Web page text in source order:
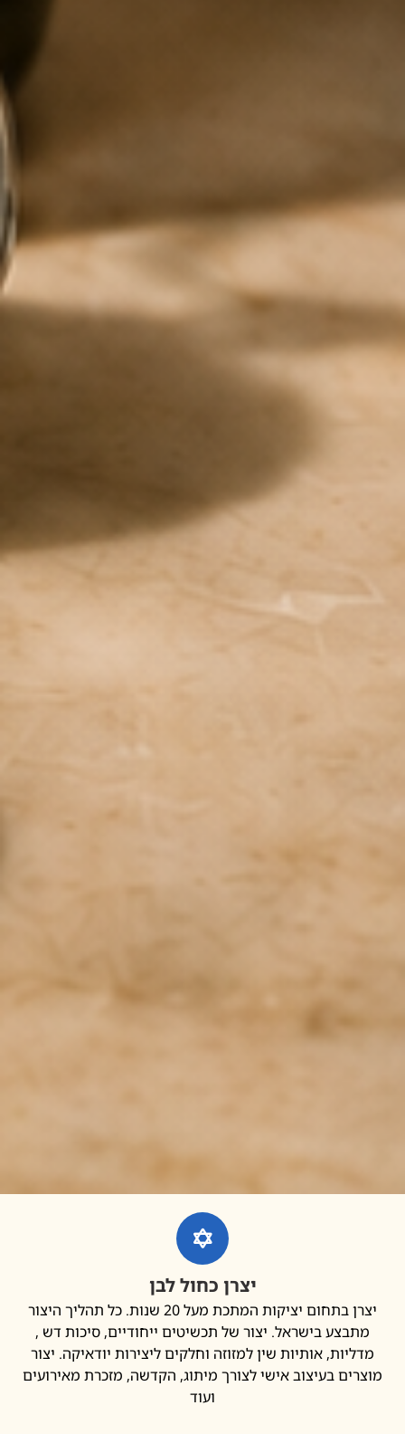
יצרן כחול לבן
יצרן בתחום יציקות המתכת מעל 20 שנות. כל תהליך היצור
בישראל. יצור של תכשיטים ייחודיים, סיכות דש ,
אותיות שין למזוזה וחלקים ליצירות יודאיקה. יצור
בעיצוב אישי לצורך מיתוג, הקדשה, מזכרת מאירועים